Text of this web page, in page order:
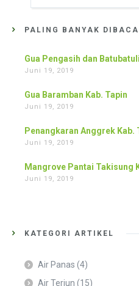
PALING BANYAK DIBACA
Gua Pengasih dan
Juni 19, 2019
Gua Baramban Kab. Tapin
Juni 19, 2019
Penangkaran Anggrek Kab.
Juni 19, 2019
Mangrove Pantai Takisung
Juni 19, 2019
KATEGORI ARTIKEL
Air Panas (4)
Air Terjun (15)